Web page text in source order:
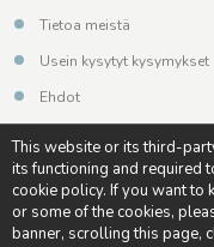
Tietoa meistä
Usein kysytyt kysymykset
Ehdot
This website or its third-
its functioning and required
cookie policy. If you want
or some of the cookies,
banner, scrolling this page,